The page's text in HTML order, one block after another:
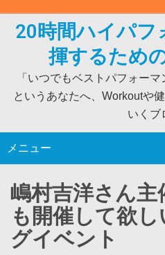
20時間ハイパフ
揮するため
「いつでもベストパフォー
というあなたへ、Workoutや
いくブ
メニュー
嶋村吉洋さん
も開催して欲
グイベント